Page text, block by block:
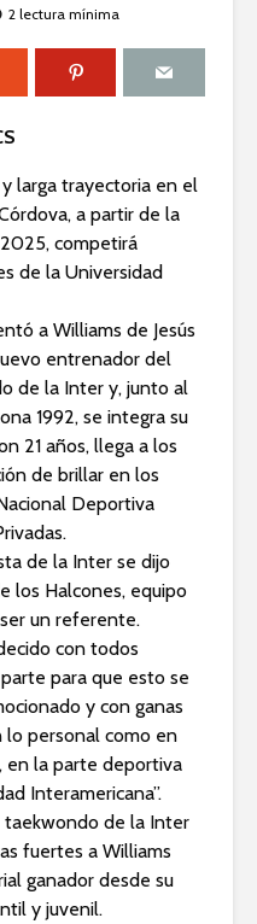
2 lectura mínima
larga trayectoria en el
a partir de la
competirá
de la Universidad
a Williams de Jesús
entrenador del
de la Inter y, junto al
1992, se integra su
21 años, llega a los
de brillar en los
Deportiva
de la Inter se dijo
los Halcones, equipo
un referente.
con todos
para que esto se
y con ganas
lo personal como en
en la parte deportiva
Interamericana”.
taekwondo de la Inter
fuertes a Williams
ganador desde su
y juvenil.